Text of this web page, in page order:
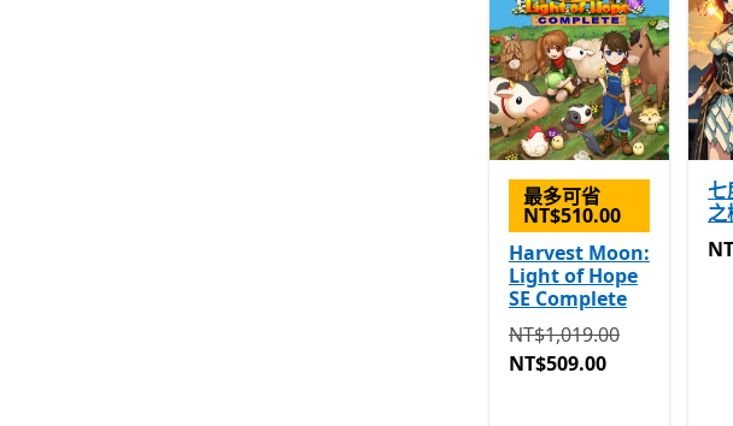
最多可省
NT$510.00
Harvest Moon:
Light of Hope
SE Complete
原價 NT$1,019.00 現價
NT$1,019.00
NT$509.00
七
之